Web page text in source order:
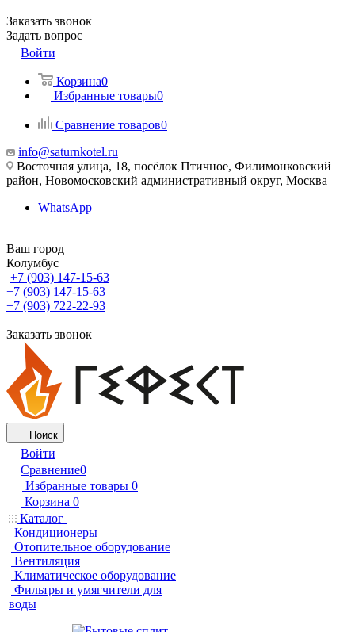
Заказать звонок
Задать вопрос
Войти
Корзина0
Избранные товары0
Сравнение товаров0
info@saturnkotel.ru
Восточная улица, 18, посёлок Птичное, Филимонковский
район, Новомосковский административный округ, Москва
WhatsApp
Ваш город
Колумбус
+7 (903) 147-15-63
+7 (903) 147-15-63
+7 (903) 722-22-93
Заказать звонок
Поиск
Войти
Сравнение0
Избранные товары 0
Корзина 0
Каталог
Кондиционеры
Отопительное оборудование
Вентиляция
Климатическое оборудование
Фильтры и умягчители для
воды